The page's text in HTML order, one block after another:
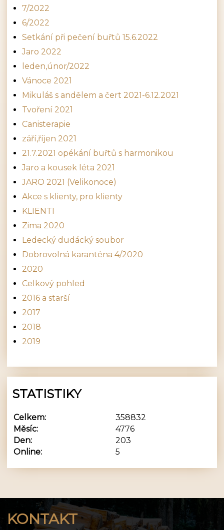
7/2022
6/2022
Setkání při pečení buřtů 15.6.2022
Jaro 2022
leden,únor/2022
Vánoce 2021
Mikuláš s andělem a čert 2021-6.12.2021
Tvoření 2021
Canisterapie
září,říjen 2021
21.7.2021 opékání buřtů s harmonikou
Jaro a kousek léta 2021
JARO 2021 (Velikonoce)
Akce s klienty, pro klienty
KLIENTI
Zima 2020
Ledecký dudácký soubor
Dobrovolná karanténa 4/2020
2020
Celkový pohled
2016 a starší
2017
2018
2019
STATISTIKY
Online: 5
Celkem:
358832
Měsíc:
4776
Den:
203
KONTAKT